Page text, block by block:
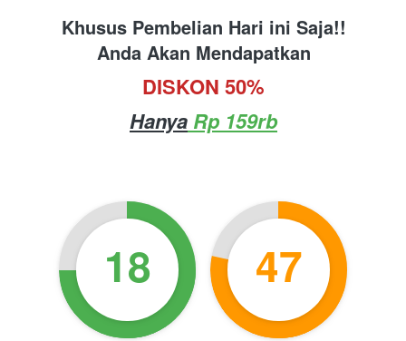
Khusus Pembelian Hari ini Saja!!
Anda Akan Mendapatkan
DISKON 50%
Hanya Rp 159rb
18 47